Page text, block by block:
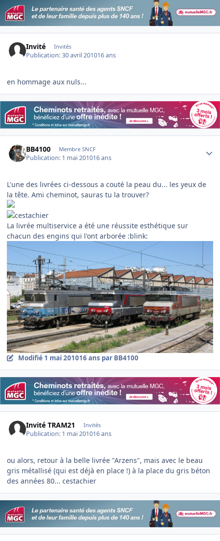
Invité Invités
Publication:30 avril 201016 ans
en hommage aux nuls...
BB4100 Membre SNCF
Publication: 1 mai 201016 ans
L'une des livrées ci-dessous a couté la peau du... les yeux de
la tête. Ami cheminot, sauras tu la trouver?
La livrée multiservice a été une réussite esthétique sur
chacun des engins qui l'ont arborée :blink:
Modifié 1 mai 201016 ans par BB4100
Invité TRAM21 Invités
Publication: 1 mai 201016 ans
ou alors, retour à la belle livrée "Arzens", mais avec le beau
gris métallisé (qui est déjà en place !) à la place du gris béton
des années 80... cestachier